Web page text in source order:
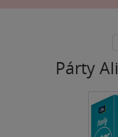
Párty